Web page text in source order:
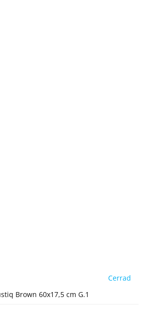
Cerrad
Brown 60x17,5 cm G.1